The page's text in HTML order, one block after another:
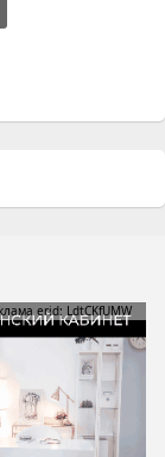
erid: LdtCKfUMW